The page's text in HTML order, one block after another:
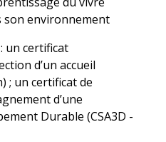
son environnement
un certificat
d’un accueil
; un certificat de
d’une
Durable (CSA3D -